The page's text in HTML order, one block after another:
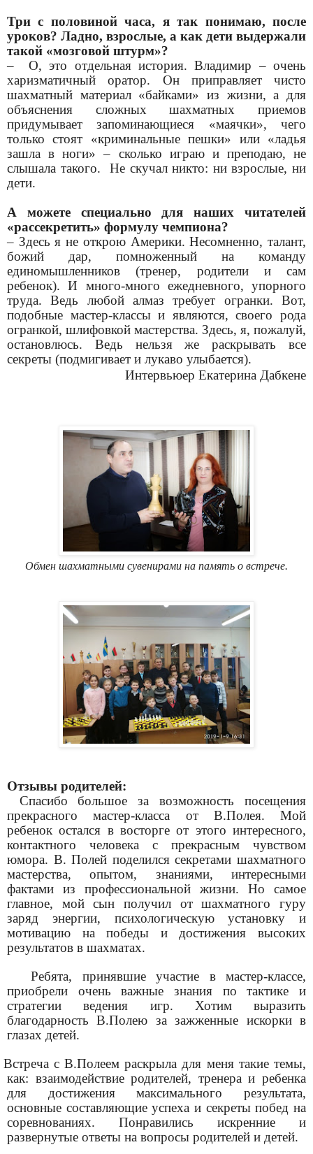
Три с половиной часа, я так понимаю, после
уроков? Ладно, взрослые, а как дети выдержали
такой «мозговой штурм»?
–
О, это отдельная история. Владимир – очень
харизматичный оратор. Он приправляет чисто
шахматный материал «байками» из жизни, а для
объяснения сложных шахматных приемов
придумывает запоминающиеся «маячки», чего
только стоят «криминальные пешки» или «ладья
зашла в ноги» – сколько играю и преподаю, не
слышала такого.
Не скучал никто: ни взрослые, ни
дети.
А можете специально для наших читателей
«рассекретить» формулу чемпиона?
– Здесь я не открою Америки. Несомненно, талант,
божий дар, помноженный на команду
единомышленников (тренер, родители и сам
ребенок). И много-много ежедневного, упорного
труда. Ведь любой алмаз требует огранки. Вот,
подобные мастер-классы и являются, своего рода
огранкой, шлифовкой мастерства. Здесь, я, пожалуй,
остановлюсь. Ведь нельзя же раскрывать все
секреты (подмигивает и лукаво улыбается).
Интервьюер Екатерина Дабкене
Обмен шахматными сувенирами на память о встрече.
Отзывы родителей:
Спасибо большое за возможность посещения
прекрасного мастер-класса от В.Полея. Мой
ребенок остался в восторге от этого интересного,
контактного человека с прекрасным чувством
юмора. В. Полей поделился секретами шахматного
мастерства, опытом, знаниями, интересными
фактами из профессиональной жизни. Но самое
главное, мой сын получил от шахматного гуру
заряд энергии, психологическую установку и
мотивацию на победы и достижения высоких
результатов в шахматах.
принявшие участие в мастер-классе,
приобрели очень важные знания по тактике и
стратегии ведения игр. Хотим выразить
благодарность В.Полею за зажженные искорки в
глазах детей.
Встреча с В.Полеем раскрыла для меня такие темы,
как: взаимодействие родителей, тренера и ребенка
для достижения максимального результата,
основные составляющие успеха и секреты побед на
соревнованиях. Понравились искренние и
развернутые ответы на вопросы родителей и детей.